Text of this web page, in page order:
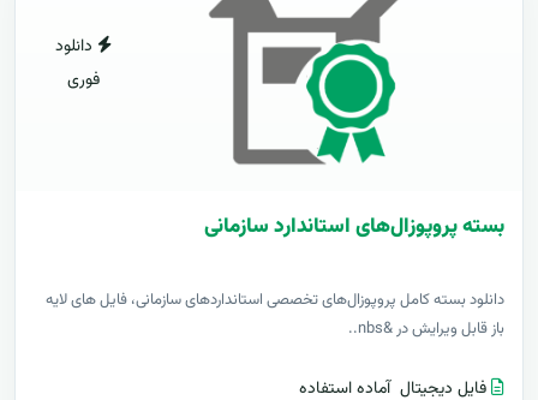
دانلود
فوری
بسته پروپوزال‌های استاندارد سازمانی
دانلود بسته کامل پروپوزال‌های تخصصی استانداردهای سازمانی، فایل های لایه
باز قابل ویرایش در &nbs..
فایل دیجیتال آماده استفاده